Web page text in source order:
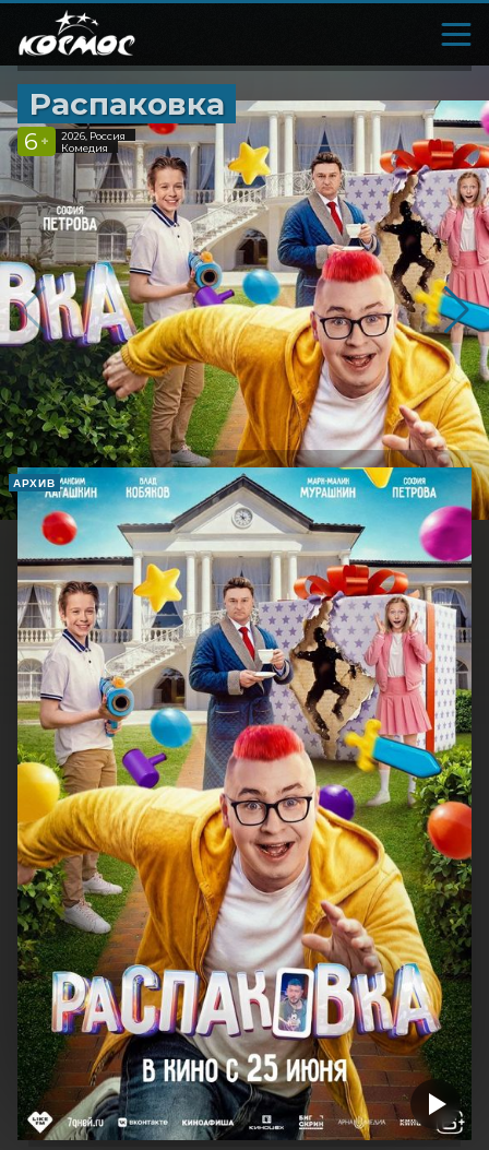
Распаковка
6 +
2026, Россия
Комедия
АРХИВ